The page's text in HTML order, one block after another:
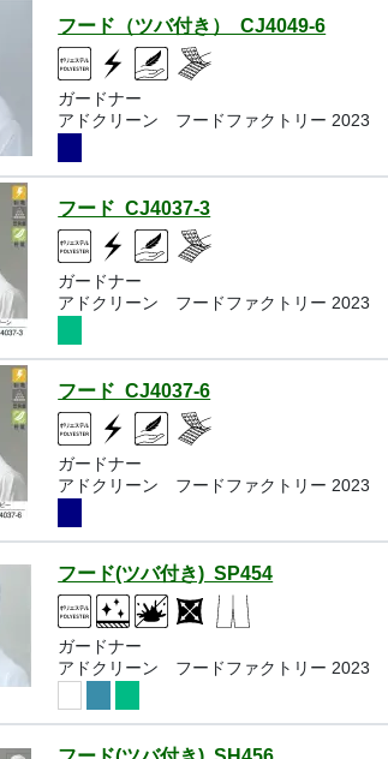
フード（ツバ付き） CJ4049-6
ガードナー
アドクリーン フードファクトリー 2023
フード CJ4037-3
ガードナー
アドクリーン フードファクトリー 2023
フード CJ4037-6
ガードナー
アドクリーン フードファクトリー 2023
フード(ツバ付き) SP454
ガードナー
アドクリーン フードファクトリー 2023